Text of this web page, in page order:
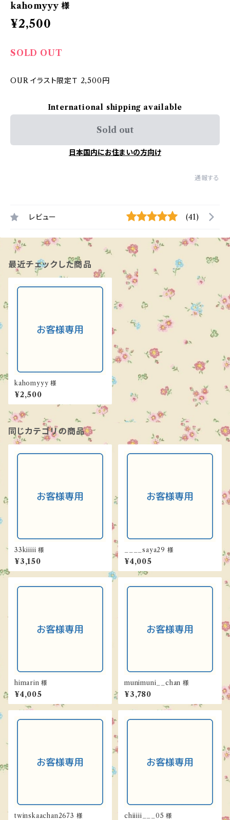
kahomyyy 様
¥2,500
SOLD OUT
OUR イラスト限定Ｔ 2,500円
International shipping available
Sold out
日本国内にお住まいの方向け
通報する
レビュー (41)
最近チェックした商品
kahomyyy 様
¥2,500
同じカテゴリの商品
33kiiiii 様
¥3,150
____saya29 様
¥4,005
himarin 様
¥4,005
munimuni__chan 様
¥3,780
twinskaachan2673 様 chiiiii___05 様